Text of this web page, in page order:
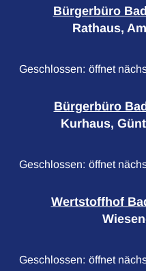
Bürgerbüro
Rathaus,
Klicken, um weitere
Geschlossen: öffnet
Bürgerbüro
Kurhaus,
Klicken, um weitere
Geschlossen: öffnet
Wertstoffhof
Klicken, um weitere
Geschlossen: öffnet